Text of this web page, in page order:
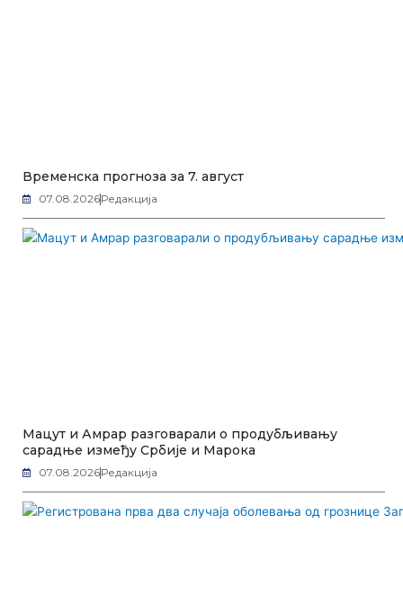
Временска прогноза за 7. август
07.08.2026Редакција
Мацут и Амрар разговарали о продубљивању
сарадње између Србије и Марока
07.08.2026Редакција